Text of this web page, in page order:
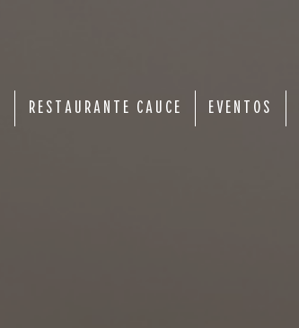
RESTAURANTE CAUCE EVENTOS